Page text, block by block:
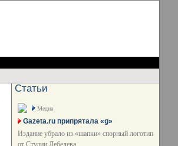
Статьи
Медиа
Gazeta.ru припрятала «g»
Издание убрало из «шапки» спорный логотип
от Студии Лебедева